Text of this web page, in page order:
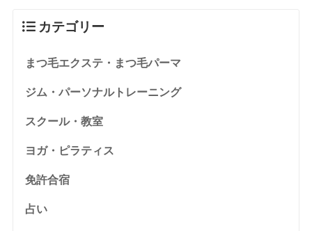
カテゴリー
まつ毛エクステ・まつ毛パーマ
ジム・パーソナルトレーニング
スクール・教室
ヨガ・ピラティス
免許合宿
占い